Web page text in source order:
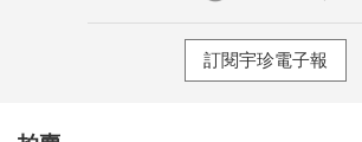
訂閱宇珍電子報